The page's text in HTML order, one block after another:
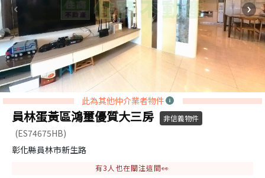
此為其他仲介業者物件
員林蛋黃區鴻璽優質大三房 非信義物件
(ES74675HB)
彰化縣員林市新生路
有3 人也在關注這間👀